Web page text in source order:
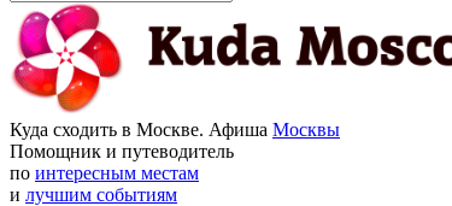
Куда сходить в Москве. Афиша Москвы
Помощник и путеводитель
по интересным местам
и лучшим событиям